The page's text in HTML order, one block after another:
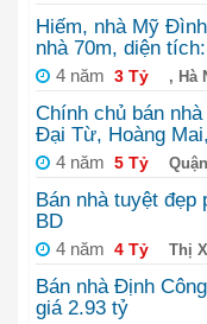
Hiếm, nhà Mỹ
nhà 70m, diện
4 năm 3 Tỷ , Hà
Chính chủ bán
Đại Từ, Hoàng
4 năm 5 Tỷ
Bán nhà tuyệt đẹp
BD
4 năm 4 Tỷ Thị
Bán nhà Định
giá 2.93 tỷ